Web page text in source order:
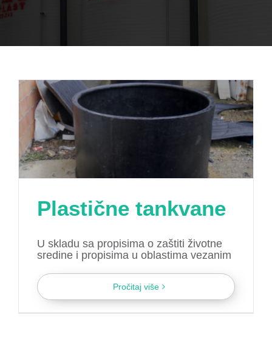
Plastične tankvane
U skladu sa propisima o zaštiti životne
sredine i propisima u oblastima vezanim
Pročitaj više